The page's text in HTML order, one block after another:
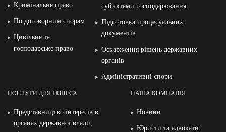
Кримінальне право
По договорним спорам
Цивільне та
господарське право
суб′єктами господарювання
Підготовка процесуальних
документів
Оскарження рішень державних
органів
Адміністративні спори
ПОСЛУГИ ДЛЯ БІЗНЕСА
Представництво інтересів в
органах державної влади,
НАША КОМПАНІЯ
Новини
Юристи та адвокати